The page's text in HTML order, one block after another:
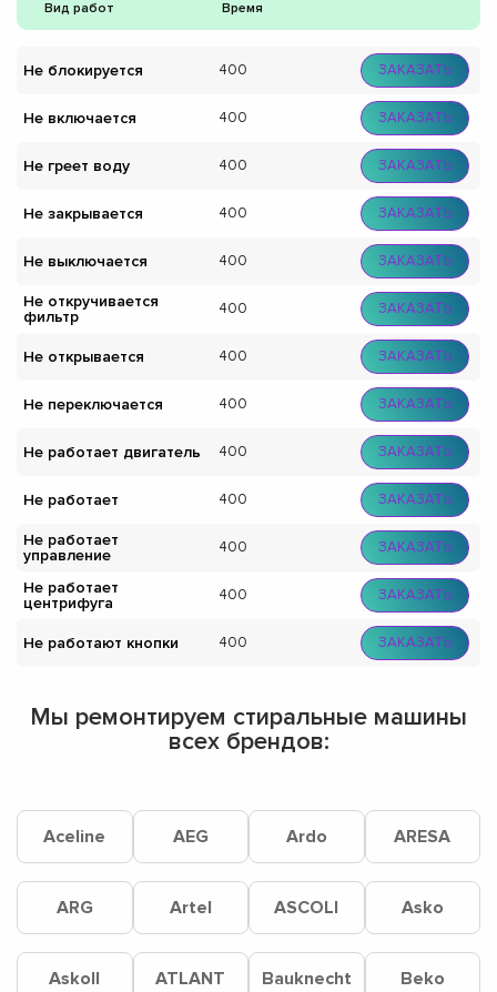
Вид работ Время
Не блокируется 400 ЗАКАЗАТЬ
Не включается 400 ЗАКАЗАТЬ
Не греет воду 400 ЗАКАЗАТЬ
Не закрывается 400 ЗАКАЗАТЬ
Не выключается 400 ЗАКАЗАТЬ
Не откручивается
фильтр
400 ЗАКАЗАТЬ
Не открывается 400 ЗАКАЗАТЬ
Не переключается 400 ЗАКАЗАТЬ
Не работает двигатель 400 ЗАКАЗАТЬ
Не работает 400 ЗАКАЗАТЬ
Не работает
управление
400 ЗАКАЗАТЬ
Не работает
центрифуга
400 ЗАКАЗАТЬ
Не работают кнопки 400 ЗАКАЗАТЬ
Мы ремонтируем стиральные машины
всех брендов:
Aceline AEG Ardo ARESA
ARG Artel ASCOLI Asko
Askoll ATLANT Bauknecht Beko